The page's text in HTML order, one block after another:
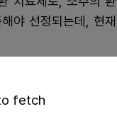
야 선정되는데, 현재
리아의 '콰지바(디누
젠오토류셀)', UCB
fetch